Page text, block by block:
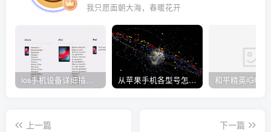
我只愿面朝大海，春暖花开
ios手机设备详细插件平刷教程 从苹果手机各型号怎么越狱到怎么开科技完整教程
上一篇
下一篇